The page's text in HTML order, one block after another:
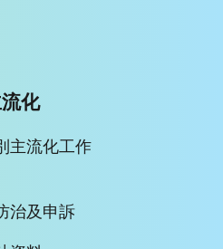
化
主流化工作
治及申訴